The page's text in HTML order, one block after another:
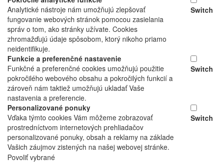
Analytické nástroje nám umožňujú zlepšovať
fungovanie webových stránok pomocou zasielania
správ o tom, ako stránky užívate. Cookies
zhromažďujú údaje spôsobom, ktorý nikoho priamo
neidentifikuje.
Switch
Funkcie a preferenčné nastavenie
Funkčné a preferenčné cookies umožňujú použitie
pokročilého webového obsahu a pokročilých funkcií a
zároveň nám taktiež umožňujú ukladať Vaše
nastavenia a preferencie.
Switch
Personalizované ponuky
Vďaka týmto cookies Vám môžeme zobrazovať
prostredníctvom internetových prehliadačov
personalizované ponuky, obsah a reklamy na základe
Vašich záujmov zistených na našej webovej stránke.
Switch
Povoliť vybrané